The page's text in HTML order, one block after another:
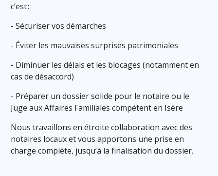
c’est :
- Sécuriser vos démarches
- Éviter les mauvaises surprises patrimoniales
- Diminuer les délais et les blocages (notamment en
cas de désaccord)
- Préparer un dossier solide pour le notaire ou le
Juge aux Affaires Familiales compétent en Isère
Nous travaillons en étroite collaboration avec des
notaires locaux et vous apportons une prise en
charge complète, jusqu’à la finalisation du dossier.